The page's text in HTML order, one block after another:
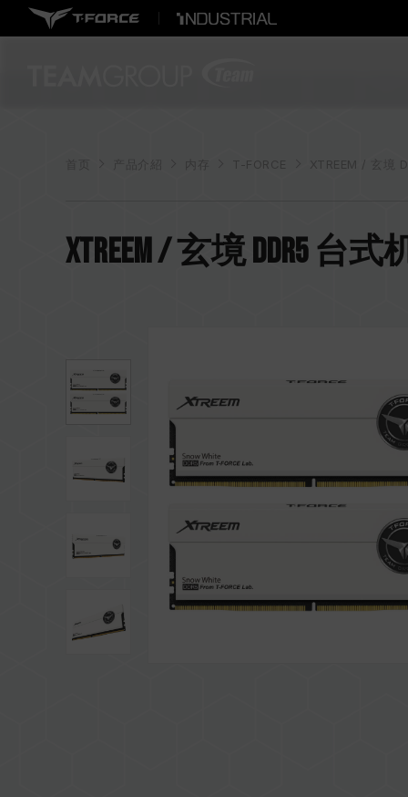
产品介紹 内存 T-FORCE XTREEM / 玄境
XTREEM / 玄境 DDR5 台